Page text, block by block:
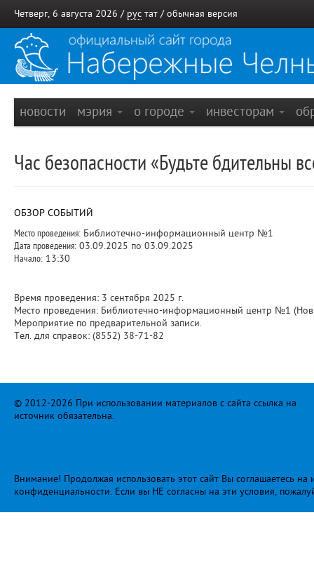
Четверг, 6 августа 2026 / рус тат / обычная версия
новости мэрия о городе инвесторам
Час безопасности «Будьте бдительны
ОБЗОР СОБЫТИЙ
Место проведения: Библиотечно-информационный центр №1
Дата проведения: 03.09.2025 по 03.09.2025
Начало: 13:30
Время проведения: 3 сентября 2025 г.
Место проведения: Библиотечно-информационный центр №1
Мероприятие по предварительной записи.
Тел. для справок: (8552) 38-71-82
© 2012-2026 При использовании материалов с сайта ссылка на
источник обязательна.
Внимание! Продолжая использовать этот сайт Вы соглашаетесь
конфиденциальности. Если вы НЕ согласны на эти условия,